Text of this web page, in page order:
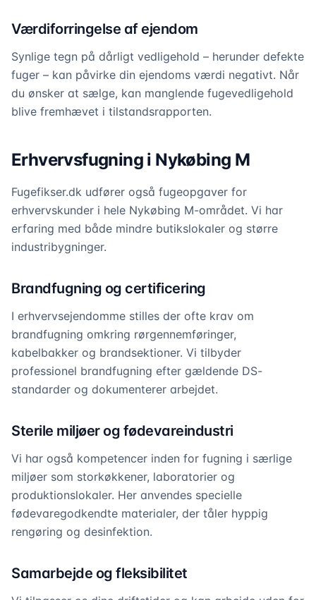
Værdiforringelse af ejendom
Synlige tegn på dårligt vedligehold – herunder defekte
fuger – kan påvirke din ejendoms værdi negativt. Når
du ønsker at sælge, kan manglende fugevedligehold
blive fremhævet i tilstandsrapporten.
Erhvervsfugning i Nykøbing M
Fugefikser.dk udfører også fugeopgaver for
erhvervskunder i hele Nykøbing M-området. Vi har
erfaring med både mindre butikslokaler og større
industribygninger.
Brandfugning og certificering
I erhvervsejendomme stilles der ofte krav om
brandfugning omkring rørgennemføringer,
kabelbakker og brandsektioner. Vi tilbyder
professionel brandfugning efter gældende DS-
standarder og dokumenterer arbejdet.
Sterile miljøer og fødevareindustri
Vi har også kompetencer inden for fugning i særlige
miljøer som storkøkkener, laboratorier og
produktionslokaler. Her anvendes specielle
fødevaregodkendte materialer, der tåler hyppig
rengøring og desinfektion.
Samarbejde og fleksibilitet